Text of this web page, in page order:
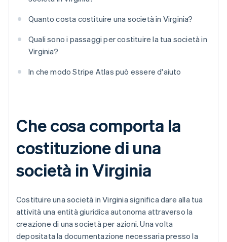
Quanto costa costituire una società in Virginia?
Quali sono i passaggi per costituire la tua società in
Virginia?
In che modo Stripe Atlas può essere d'aiuto
Che cosa comporta la
costituzione di una
società in Virginia
Costituire una società in Virginia significa dare alla tua
attività una entità giuridica autonoma attraverso la
creazione di una società per azioni. Una volta
depositata la documentazione necessaria presso la